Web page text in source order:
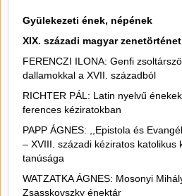
Gyülekezeti ének, népének
XIX. századi magyar zenetörténet
FERENCZI ILONA: Genfi
dallamokkal a XVII. századból
RICHTER PÁL: Latin nyelvű
ferences kéziratokban
PAPP ÁGNES: ,,Epistola és
– XVIII. századi kéziratos katolikus
tanúsága
WATZATKA ÁGNES: Mosonyi
Zsasskovszky énektár